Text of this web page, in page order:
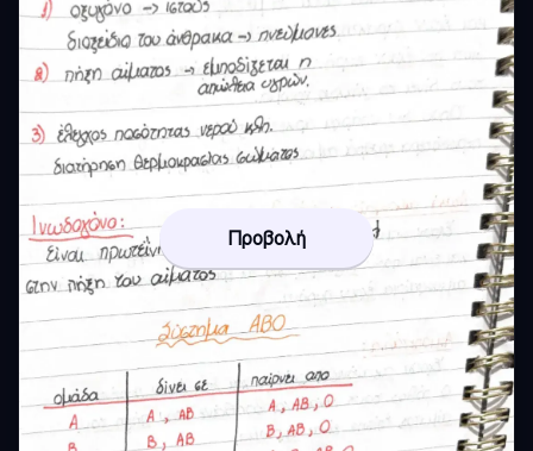
Προβολή